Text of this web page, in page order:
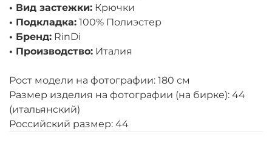
• Вид застежки: Крючки
• Подкладка: 100% Полиэстер
• Бренд: RinDi
• Производство: Италия
Рост модели на фотографии: 180 см
Размер изделия на фотографии (на бирке): 44
(итальянский)
Российский размер: 44